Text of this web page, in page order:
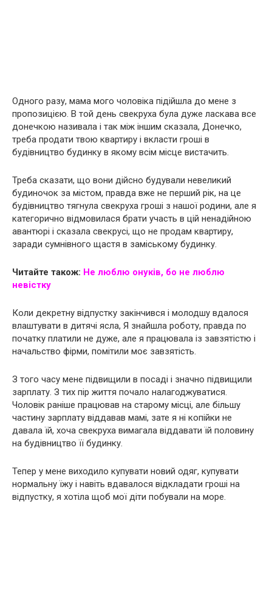
Одного разу, мама мого чоловіка підійшла до мене з
пропозицією. В той день свекруха була дуже ласкава все
донечкою називала і так між іншим сказала, Донечко,
треба продати твою квартиру і вкласти гроші в
будівництво будинку в якому всім місце вистачить.
Треба сказати, що вони дійсно будували невеликий
будиночок за містом, правда вже не перший рік, на це
будівництво тягнула свекруха гроші з нашої родини, але я
категорично відмовилася брати участь в цій ненадійною
авантюрі і сказала свекрусі, що не продам квартиру,
заради сумнівного щастя в заміському будинку.
Читайте також: Не люблю онуків, бо не люблю
невістку
Коли декретну відпустку закінчився і молодшу вдалося
влаштувати в дитячі ясла, Я знайшла роботу, правда по
початку платили не дуже, але я працювала із завзятістю і
начальство фірми, помітили моє завзятість.
З того часу мене підвищили в посаді і значно підвищили
зарплату. З тих пір життя почало налагоджуватися.
Чоловік раніше працював на старому місці, але більшу
частину зарплату віддавав мамі, зате я ні копійки не
давала їй, хоча свекруха вимагала віддавати їй половину
на будівництво її будинку.
Тепер у мене виходило купувати новий одяг, купувати
нормальну їжу і навіть вдавалося відкладати гроші на
відпустку, я хотіла щоб мої діти побували на море.